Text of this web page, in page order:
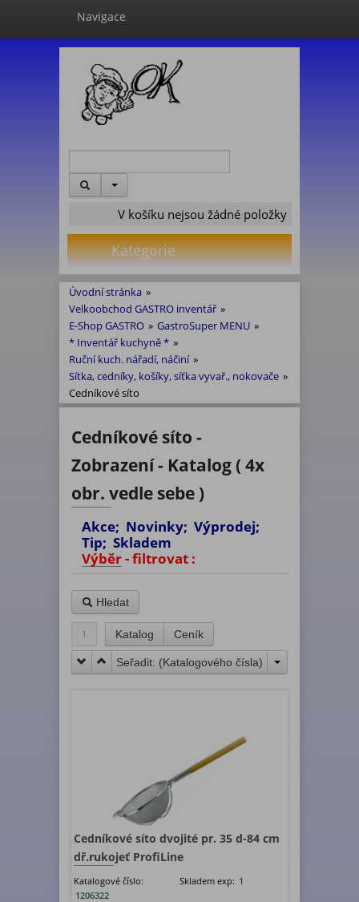
Navigace
V košíku nejsou žádné položky
Kategorie
Úvodní stránka »
Velkoobchod GASTRO inventář »
E-Shop GASTRO » GastroSuper MENU »
* Inventář kuchyně * »
Ruční kuch. nářadí, náčiní »
Sítka, cedníky, košíky, síťka vyvař., nokovače »
Cedníkové síto
Cedníkové síto -
Zobrazení - Katalog ( 4x
obr. vedle sebe )
Akce; Novinky; Výprodej;
Tip; Skladem
Výběr - filtrovat :
Hledat
1 Katalog Ceník
Seřadit: (Katalogového čísla)
Cedníkové síto dvojité pr. 35 d-84 cm
dř.rukojeť ProfiLine
Katalogové číslo:
1206322
Skladem exp: 1